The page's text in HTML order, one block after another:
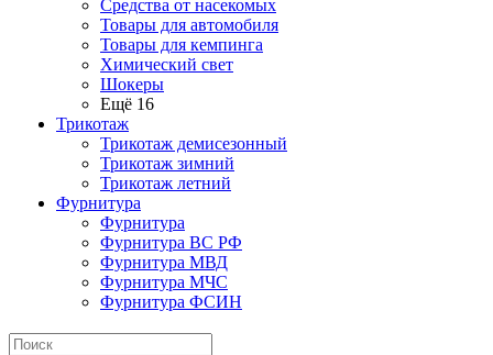
Средства от насекомых
Товары для автомобиля
Товары для кемпинга
Химический свет
Шокеры
Ещё 16
Трикотаж
Трикотаж демисезонный
Трикотаж зимний
Трикотаж летний
Фурнитура
Фурнитура
Фурнитура ВС РФ
Фурнитура МВД
Фурнитура МЧС
Фурнитура ФСИН